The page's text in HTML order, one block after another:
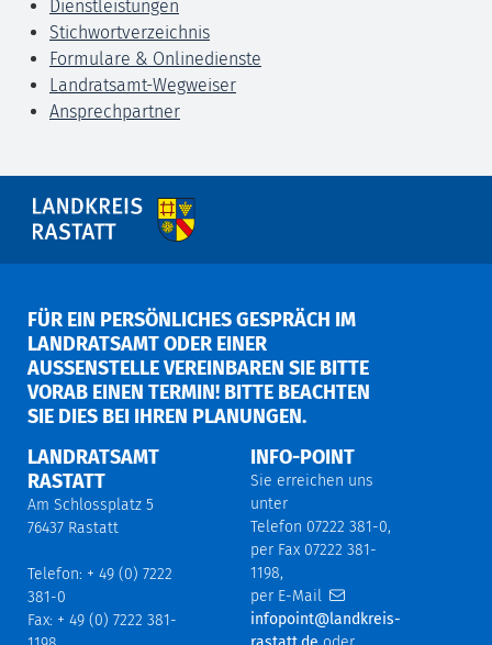
Dienstleistungen
Stichwortverzeichnis
Formulare & Onlinedienste
Landratsamt-Wegweiser
Ansprechpartner
FÜR EIN PERSÖNLICHES GESPRÄCH IM
LANDRATSAMT ODER EINER
AUSSENSTELLE VEREINBAREN SIE BITTE V
ORAB EINEN TERMIN! BITTE BEACHTEN S
IE DIES BEI IHREN PLANUNGEN.
LANDRATSAMT
RASTATT
Am Schlossplatz 5
76437 Rastatt
Telefon: + 49 (0) 7222
381-0
Fax: + 49 (0) 7222 381-
INFO-POINT
Sie erreichen uns
unter
Telefon 07222 381-0,
per Fax 07222 381-
1198,
per E-Mail
infopoint@landkreis-